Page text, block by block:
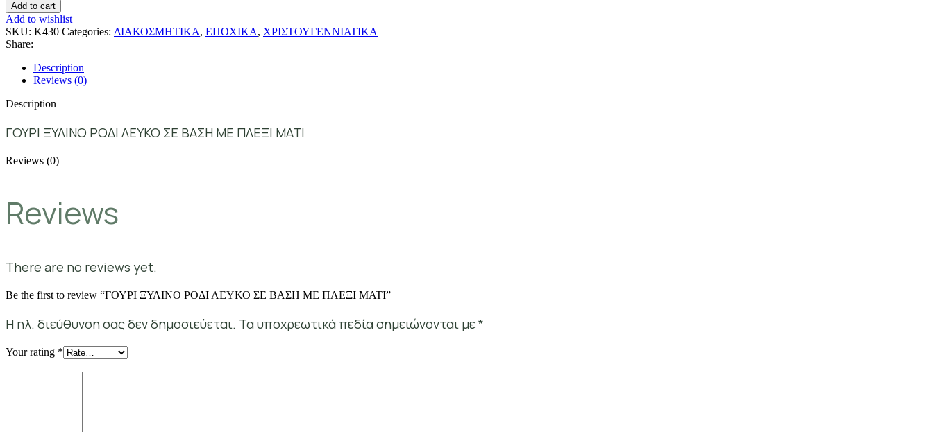
Add to cart
Add to wishlist
SKU: Κ430 Categories: ΔΙΑΚΟΣΜΗΤΙΚΑ, ΕΠΟΧΙΚΑ, ΧΡΙΣΤΟΥΓΕΝΝΙΑΤΙΚΑ
Share:
Description
Reviews (0)
Description
ΓΟΥΡΙ ΞΥΛΙΝΟ ΡΟΔΙ ΛΕΥΚΟ ΣΕ ΒΑΣΗ ΜΕ ΠΛΕΞΙ ΜΑΤΙ
Reviews (0)
Reviews
There are no reviews yet.
Be the first to review “ΓΟΥΡΙ ΞΥΛΙΝΟ ΡΟΔΙ ΛΕΥΚΟ ΣΕ ΒΑΣΗ ΜΕ ΠΛΕΞΙ ΜΑΤΙ”
Η ηλ. διεύθυνση σας δεν δημοσιεύεται. Τα υποχρεωτικά πεδία σημειώνονται με*
Your rating *